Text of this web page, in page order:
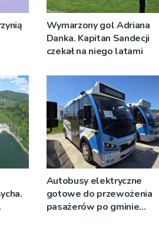
Wymarzony gol Adriana
Danka. Kapitan Sandecji
czekał na niego latami
Autobusy elektryczne
gotowe do przewożenia
pasażerów po gminie